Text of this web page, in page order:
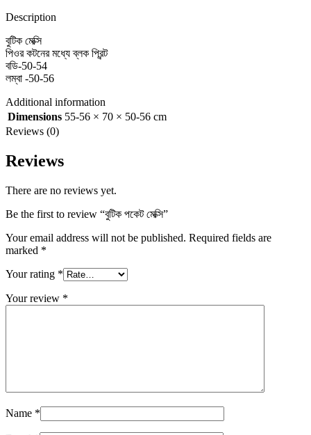
Description
বুটিক মেক্সি
পিওর কটনের মধ্যে ব্লক প্রিন্ট
বডি-50-54
লম্বা -50-56
Additional information
Dimensions 55-56 × 70 × 50-56 cm
Reviews (0)
Reviews
There are no reviews yet.
Be the first to review “বুটিক পকেট মেক্সি”
Your email address will not be published. Required fields are
marked *
Your rating *
Your review *
Name *